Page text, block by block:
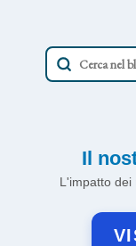
Il
L'impatto dei